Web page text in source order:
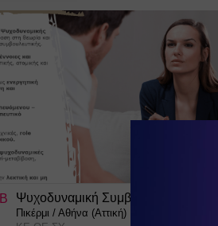
Ψυχοδυναμική Συμβουλευτική
Πικέρμι / Αθήνα (Αττική)